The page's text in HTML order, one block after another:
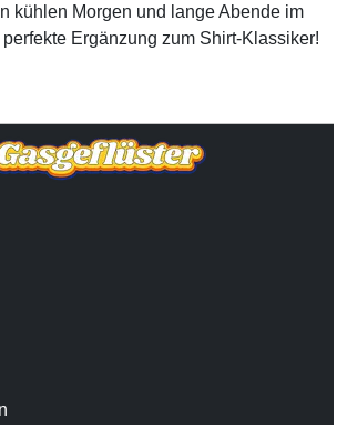
kühlen Morgen und lange Abende im
Ergänzung zum Shirt-Klassiker!